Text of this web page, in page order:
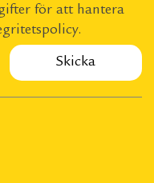
för att hantera
.